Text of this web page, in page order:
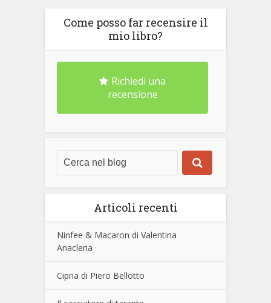
Come posso far recensire il
mio libro?
Richiedi una
recensione
Articoli recenti
Ninfee & Macaron di Valentina
Anacleria
Cipria di Piero Bellotto